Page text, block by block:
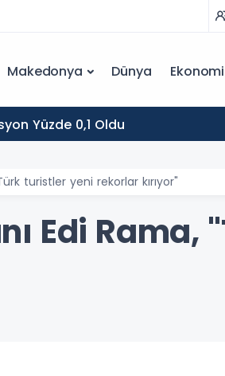
Makedonya Dünya Ekonomi
Yüzde 0,1 Oldu
turistler yeni rekorlar kırıyor"
Edi Rama,